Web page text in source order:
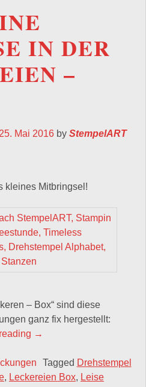
IN DER
–
25. Mai 2016 by StempelART
kleines Mitbringsel!
– Box“ sind diese
ganz fix hergestellt:
„Die kleine Teepause in
→
Tagged Drehstempel
, Leckereien Box, Leise